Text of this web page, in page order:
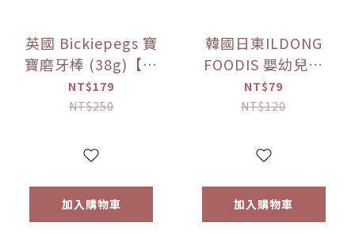
英國 Bickiepegs 寶
寶磨牙棒 (38g)【優
惠限定】
NT$179
NT$250
加入購物車
韓國日東ILDONG
FOODIS 嬰幼兒果
果 (100ml)【優惠
NT$79
NT$120
加入購物車